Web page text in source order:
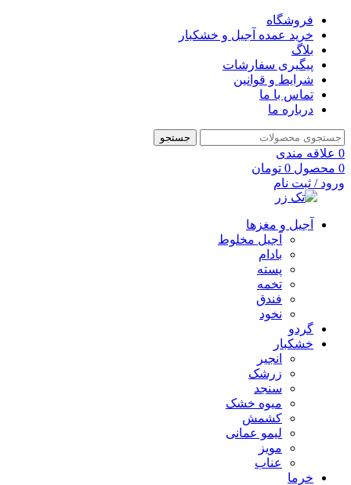
فروشگاه
خرید عمده آجیل و خشکبار
بلاگ
پیگیری سفارشات
شرایط و قوانین
تماس با ما
درباره ما
جستجو
0 علاقه مندی
0 محصول 0 تومان
ورود / ثبت نام
آجیل و مغزها
آجیل مخلوط
بادام
پسته
تخمه
فندق
نخود
گردو
خشکبار
انجیر
زرشک
سنجد
میوه خشک
کشمش
لیمو عمانی
مویز
عناب
خرما